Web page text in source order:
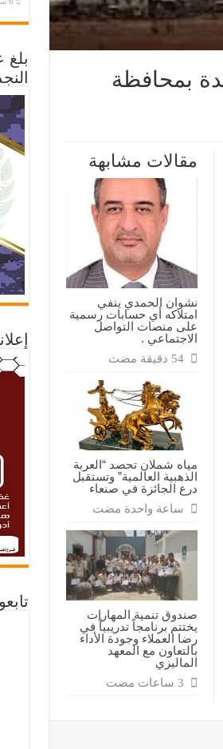
بمحافظة
مقالات مشابهة
نشوان الحمدي ينفي
امتلاكه أي حسابات رسمية
على منصات التواصل
الاجتماعي .
‏54 دقيقة مضت
مياه شملان تحصد “العربة
الذهبية العالمية” وتستقبل
درع الجائزة في صنعاء
‏ساعة واحدة مضت
صندوق تنمية المهارات
يختتم برنامجاً تدريبياً في
رضا العملاء وجودة الأداء
بالتعاون مع المعهد
الماليزي